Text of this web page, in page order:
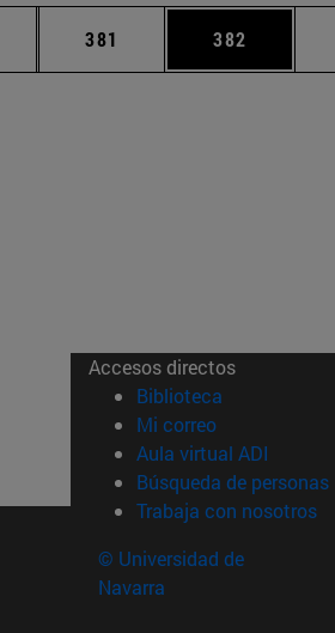
Páginas intermedias Use TAB para
Página
381 Página
382
Accesos directos
Biblioteca (abre en
Mi correo(abre en
Aula virtual ADI (abre
Búsqueda de personas
Trabaja con nosotros
© Universidad de
Navarra